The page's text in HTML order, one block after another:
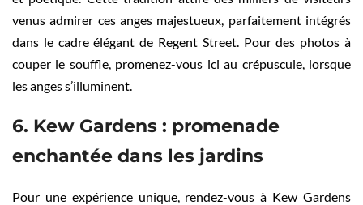
venus admirer ces anges majestueux, parfaitement intégrés
dans le cadre élégant de Regent Street. Pour des photos à
couper le souffle, promenez-vous ici au crépuscule, lorsque
les anges s’illuminent.
6. Kew Gardens : promenade
enchantée dans les jardins
Pour une expérience unique, rendez-vous à Kew Gardens